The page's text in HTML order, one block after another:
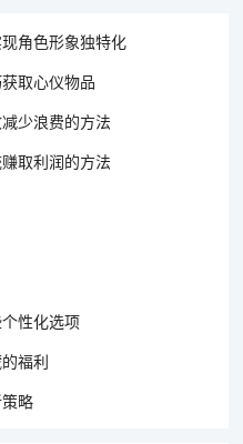
特效，让装备看起来更加炫
导致装备外观的特效颜色、
功能，允许玩家使用特定的道
求。通过巧妙地运用装备改
一无二的外观。
有独特的外观设计，并且与
时装的获取途径包括商城购
在众多玩家中脱颖而出。有
步增加其独特性。
角色形象独特化
取心仪物品
少浪费的方法
取利润的方法
性化选项
福利
略